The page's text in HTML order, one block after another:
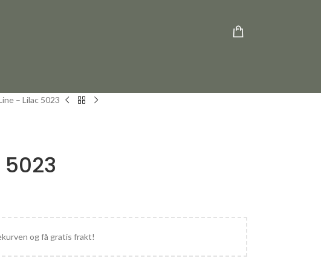
– Lilac 5023
og få gratis frakt!